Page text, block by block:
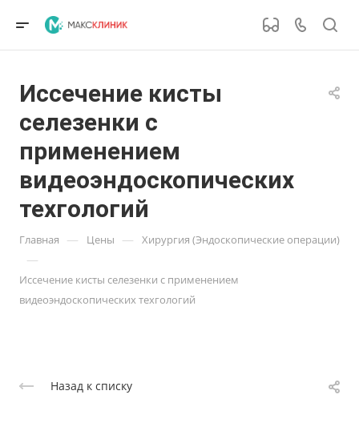
Иссечение кисты
селезенки с
применением
видеоэндоскопических
техгологий
Главная — Цены — Хирургия (Эндоскопические операции)
—
Иссечение кисты селезенки с применением
видеоэндоскопических техгологий
Назад к списку